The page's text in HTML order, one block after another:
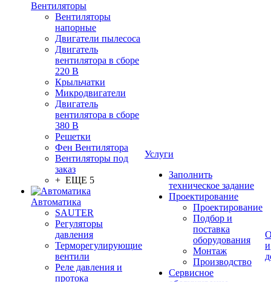
Вентиляторы
Вентиляторы
напорные
Двигатели пылесоса
Двигатель
вентилятора в сборе
220 В
Крыльчатки
Микродвигатели
Двигатель
вентилятора в сборе
380 В
Решетки
Фен Вентилятора
Вентиляторы под
заказ
+ ЕЩЕ 5
Автоматика
SAUTER
Регуляторы
давления
Терморегулирующие
вентили
Реле давления и
протока
Услуги
Заполнить
техническое задание
Проектирование
Проектирование
Подбор и
поставка
оборудования
Монтаж
Производство
Сервисное
и